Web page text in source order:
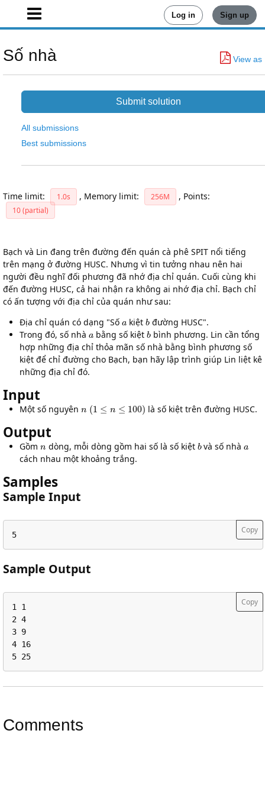
Log in Sign up
Số nhà View as
Submit solution
All submissions
Best submissions
Time limit: 1.0s , Memory limit: 256M , Points:
10 (partial)
Bạch và Lin đang trên đường đến quán cà phê SPIT nổi tiếng
trên mạng ở đường HUSC. Nhưng vì tin tưởng nhau nên hai
người đều nghĩ đối phương đã nhớ địa chỉ quán. Cuối cùng khi
đến đường HUSC, cả hai nhận ra không ai nhớ địa chỉ. Bạch chỉ
có ấn tượng với địa chỉ của quán như sau:
Địa chỉ quán có dạng "Số
kiệt
b
đường HUSC".
Trong đó, số nhà
a
bằng số kiệt
b
bình phương. Lin cần tổng
hợp những địa chỉ thỏa mãn số nhà bằng bình phương số
kiệt để chỉ đường cho Bạch, bạn hãy lập trình giúp Lin liệt kê
những địa chỉ đó.
Input
Một số nguyên
( 1 100 )
là số kiệt trên đường HUSC.
Output
Gồm
n
dòng, mỗi dòng gồm hai số là số kiệt
b
và số nhà
cách nhau một khoảng trắng.
Samples
Sample Input
Copy
5
Sample Output
Copy
1 1
2 4
3 9
4 16
5 25
Comments